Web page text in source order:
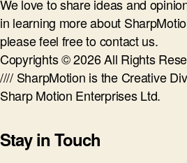
We love to share ideas and
in learning more about
please feel free to contact us.
Copyrights © 2026 All Rights
//// SharpMotion is the Creative
Sharp Motion Enterprises Ltd.
Stay in Touch